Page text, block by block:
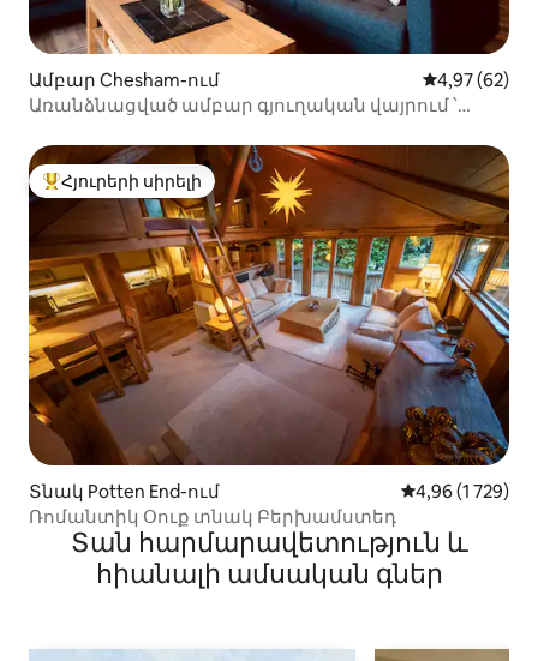
Ամբար Chesham-ում Միջին
4,97 (62)
Առանձնացված ամբար գյուղական վայրում ՝
Հյուրերի սիրելի լավագույն տները
Հյուրերի սիրելի
Տնակ Potten End-ում Միջին
4,96 (1 729)
Ռոմանտիկ Օուք տնակ Բերխամստեդ
Տան հարմարավետություն և
հիանալի ամսական գներ